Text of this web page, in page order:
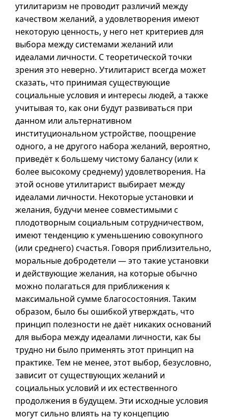
утилитаризм не проводит различий между
качеством желаний, а удовлетворения имеют
некоторую ценность, у него нет критериев для
выбора между системами желаний или
идеалами личности. С теоретической точки
зрения это неверно. Утилитарист всегда может
сказать, что принимая существующие
социальные условия и интересы людей, а также
учитывая то, как они будут развиваться при
данном или альтернативном
институциональном устройстве, поощрение
одного, а не другого набора желаний, вероятно,
приведёт к большему чистому балансу (или к
более высокому среднему) удовлетворения. На
этой основе утилитарист выбирает между
идеалами личности. Некоторые установки и
желания, будучи менее совместимыми с
плодотворным социальным сотрудничеством,
имеют тенденцию к уменьшению совокупного
(или среднего) счастья. Говоря приблизительно,
моральные добродетели — это такие установки
и действующие желания, на которые обычно
можно полагаться для приближения к
максимальной сумме благосостояния. Таким
образом, было бы ошибкой утверждать, что
принцип полезности не даёт никаких оснований
для выбора между идеалами личности, как бы
трудно ни было применять этот принцип на
практике. Тем не менее, этот выбор, безусловно,
зависит от существующих желаний и
социальных условий и их естественного
продолжения в будущем. Эти исходные условия
могут сильно влиять на ту концепцию